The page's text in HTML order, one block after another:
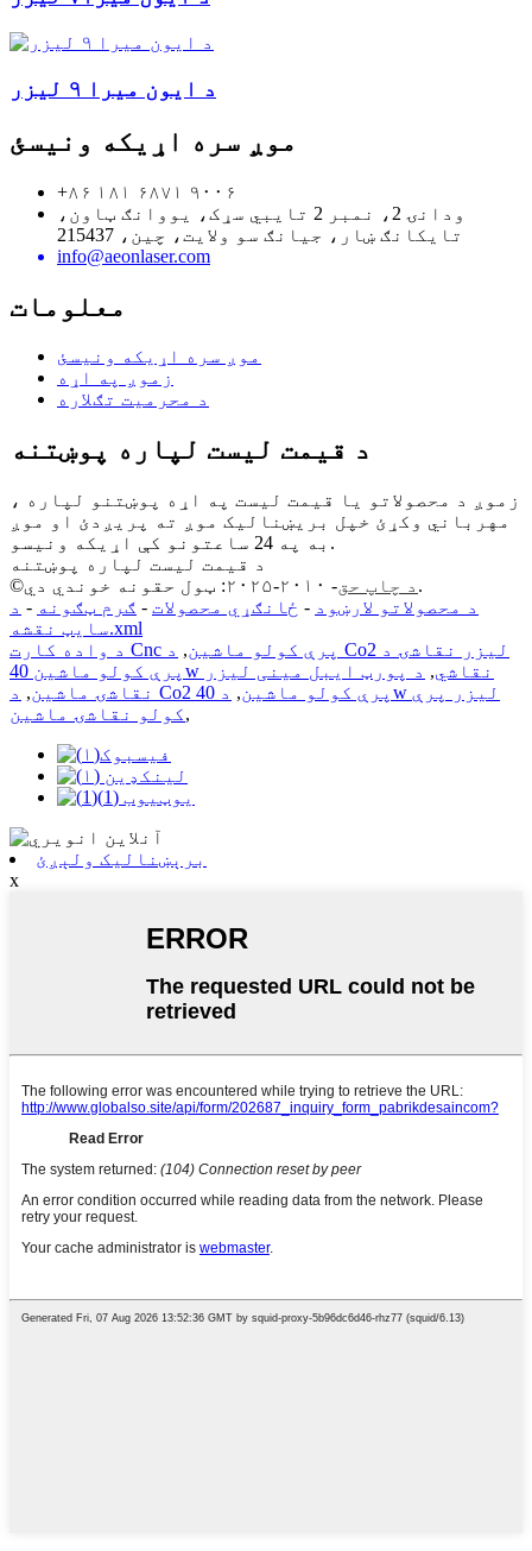
د ایون میرا ۹ لیزر
موږ سره اړیکه ونیسئ
+۸۶ ۱۸۱ ۶۸۷۱ ۹۰۰۶
ودانۍ 2، نمبر 2 تایبي سړک، یووانګ ټاون،
تایکانګ ښار، جیانګ سو ولایت، چین، 215437
info@aeonlaser.com
معلومات
موږ سره اړیکه ونیسئ
زموږ په اړه
د محرمیت تګلاره
د قیمت لیست لپاره پوښتنه
زموږ د محصولاتو یا قیمت لیست په اړه پوښتنو لپاره ،
مهرباني وکړئ خپل بریښنالیک موږ ته پریږدئ او موږ
به په 24 ساعتونو کې اړیکه ونیسو.
د قیمت لیست لپاره پوښتنه
©
د چاپ حق - ۲۰۱۰-۲۰۲۵: ټول حقونه خوندي دي.
د محصولاتو لارښود - ځانګړي محصولات - ګرم ټګونه - د
سایټ نقشه.xml
د واده کارت Cnc پرې کولو ماشین, د Co2 لیزر نقاشۍ د
پرې کولو ماشین 40w نقاشي, د پورټ ایبل مینی لیزر
نقاشۍ ماشین, د Co2 پرې کولو ماشین,
د 40w لیزر پرې
کولو نقاشۍ ماشین,
برېښنالیک ولېږئ
x